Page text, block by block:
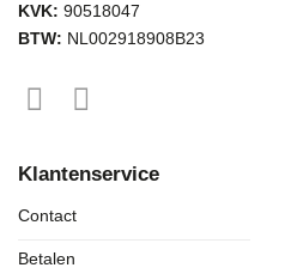
KVK: 90518047
BTW: NL002918908B23
Klantenservice
Contact
Betalen